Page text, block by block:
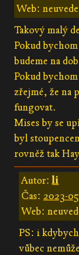
Web:
Takový malý
Pokud
budeme na
Pokud
zřejmé, že na
fungovat.
Mises by se
byl
rovněž tak
Autor:li
Čas: 2023-
Web:
PS: i
vůbec